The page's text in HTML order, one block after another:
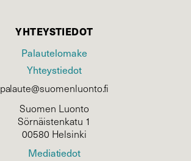
YHTEYSTIEDOT
Palautelomake
Yhteystiedot
palaute@suomenluonto.fi
Suomen Luonto
Sörnäistenkatu 1
00580 Helsinki
Mediatiedot